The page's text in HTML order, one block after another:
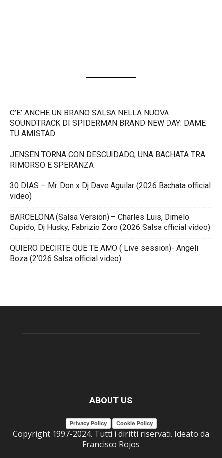
C’E’ ANCHE UN BRANO SALSA NELLA NUOVA
SOUNDTRACK DI SPIDERMAN BRAND NEW DAY: DAME
TU AMISTAD
JENSEN TORNA CON DESCUIDADO, UNA BACHATA TRA
RIMORSO E SPERANZA
30 DIAS – Mr. Don x Dj Dave Aguilar (2026 Bachata official
video)
BARCELONA (Salsa Version) – Charles Luis, Dimelo
Cupido, Dj Husky, Fabrizio Zoro (2026 Salsa official video)
QUIERO DECIRTE QUE TE AMO ( Live session)- Angeli
Boza (2’026 Salsa official video)
ABOUT US
Privacy Policy Cookie Policy
Copyright 1997-2024. Tutti i diritti riservati. Ideato da
Francisco Rojos